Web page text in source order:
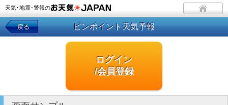
天気･地震･警報の
戻る ピンポイント天気予報
ログイン
/会員登録